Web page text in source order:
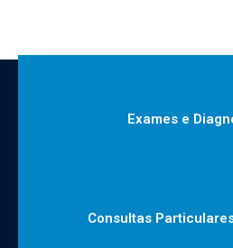
Exames e
Consultas